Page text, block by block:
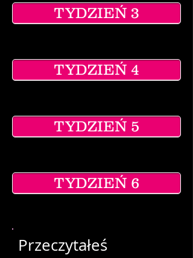
TYDZIEŃ 3
TYDZIEŃ 4
TYDZIEŃ 5
TYDZIEŃ 6
Przeczytałeś